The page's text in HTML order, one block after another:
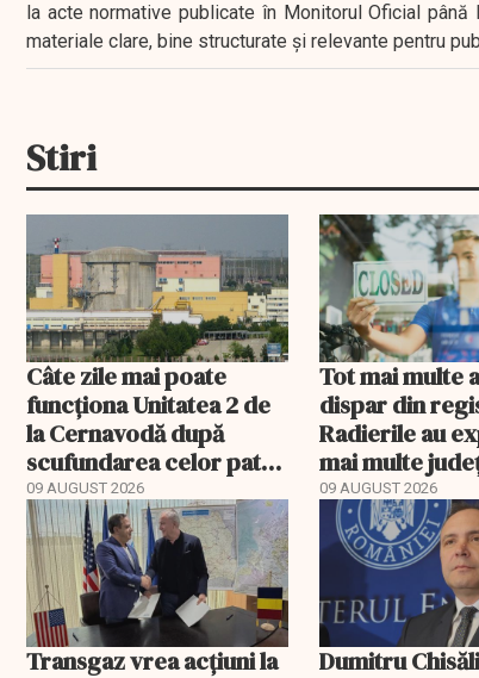
la acte normative publicate în Monitorul Oficial
materiale clare, bine structurate și relevante pentru
Stiri
Câte zile mai poate
funcționa Unitatea 2 de
la Cernavodă după
scufundarea celor patru
barje
09 AUGUST 2026
Tot mai multe
dispar din
Radierile au
mai multe
09 AUGUST 2026
Transgaz vrea acțiuni la
Dumitru